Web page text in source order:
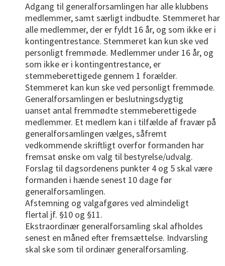
Adgang til generalforsamlingen har alle klubbens
medlemmer, samt særligt indbudte. Stemmeret har
alle medlemmer, der er fyldt 16 år, og som ikke er i
kontingentrestance. Stemmeret kan kun ske ved
personligt fremmøde. Medlemmer under 16 år, og
som ikke er i kontingentrestance, er
stemmeberettigede gennem 1 forælder.
Stemmeret kan kun ske ved personligt fremmøde.
Generalforsamlingen er beslutningsdygtig
uanset antal fremmødte stemmeberettigede
medlemmer. Et medlem kan i tilfælde af fravær på
generalforsamlingen vælges, såfremt
vedkommende skriftligt overfor formanden har
fremsat ønske om valg til bestyrelse/udvalg.
Forslag til dagsordenens punkter 4 og 5 skal være
formanden i hænde senest 10 dage før
generalforsamlingen.
Afstemning og valgafgøres ved almindeligt
flertal jf. §10 og §11.
Ekstraordinær generalforsamling skal afholdes
senest en måned efter fremsættelse. Indvarsling
skal ske som til ordinær generalforsamling.